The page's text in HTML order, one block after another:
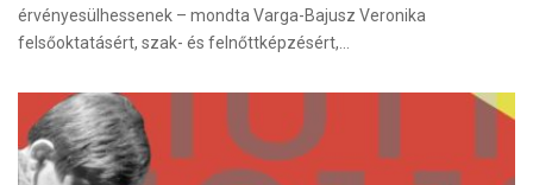
érvényesülhessenek – mondta Varga-Bajusz Veronika
felsőoktatásért, szak- és felnőttképzésért,…